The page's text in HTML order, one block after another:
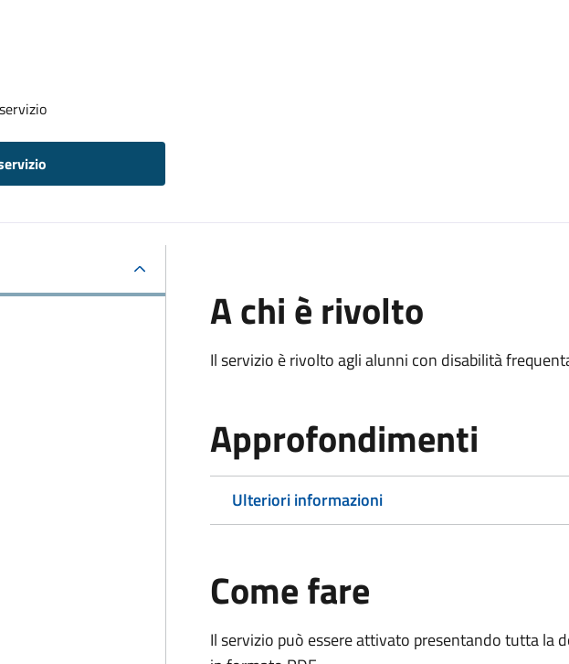
A chi è rivolto
Il servizio è rivolto agli alunni con disabilità
Approfondimenti
Ulteriori informazioni
Come fare
Il servizio può essere attivato presentando tutta la